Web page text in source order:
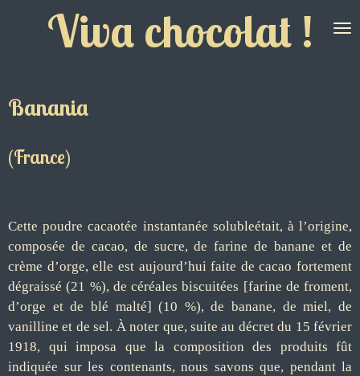
PasserViva chocolat !
Banania
(France)
Cette poudre cacaotée instantanée solubleétait, à l’origine,
composée de cacao, de sucre, de farine de banane et de
crème d’orge, elle est aujourd’hui faite de cacao fortement
dégraissé (21 %), de céréales biscuitées [farine de froment,
d’orge et de blé malté] (10 %), de banane, de miel, de
vanilline et de sel. À noter que, suite au décret du 15 février
1918, qui imposa que la composition des produits fût
indiquée sur les contenants, nous savons que, pendant la